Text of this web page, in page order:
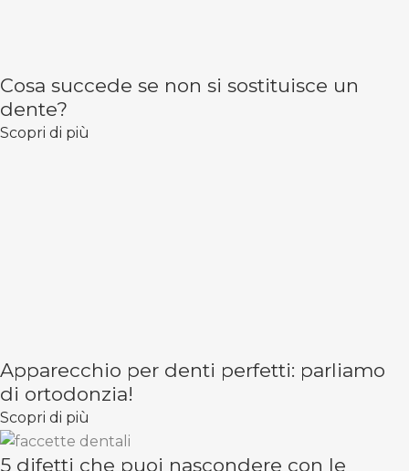
Cosa succede se non si sostituisce un
dente?
Scopri di più
Apparecchio per denti perfetti: parliamo
di ortodonzia!
Scopri di più
5 difetti che puoi nascondere con le